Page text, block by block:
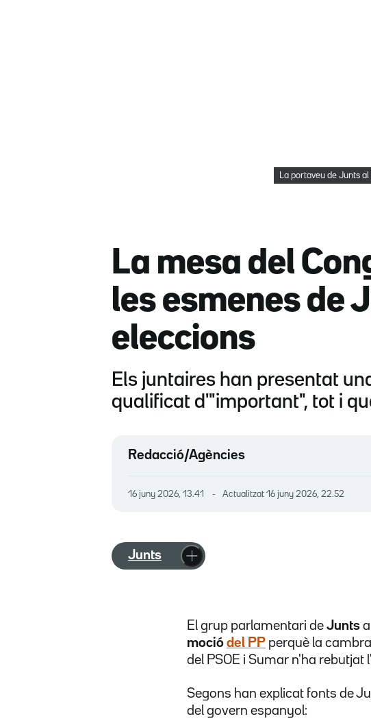
La portaveu de Junts
La mesa del
les esmenes de
eleccions
Els juntaires han presentat
qualificat d'"important", tot i
Redacció/Agències
16 juny 2026, 13.41 Actualitzat 16 juny 2026, 22.52
Junts
El grup parlamentari de Junts
moció del PP perquè la
del PSOE i Sumar n'ha rebutjat
Segons han explicat fonts de
del govern espanyol: